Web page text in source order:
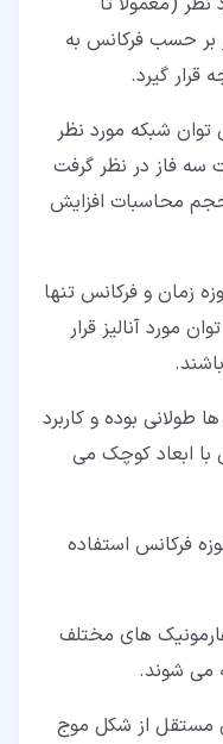
بر حسب فرکانس به
قرار گیرد.
شبکه مورد نظر
سه فاز در نظر گرفت
محاسبات افزایش
زمان و فرکانس تنها
مورد آنالیز قرار
طولانی بوده و کاربرد
با ابعاد کوچک می
فرکانس استفاده
های مختلف
می شوند.
مستقل از شکل موج